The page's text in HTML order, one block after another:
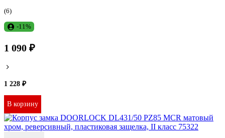
(6)
-11%
1 090 ₽
1 228 ₽
В корзину